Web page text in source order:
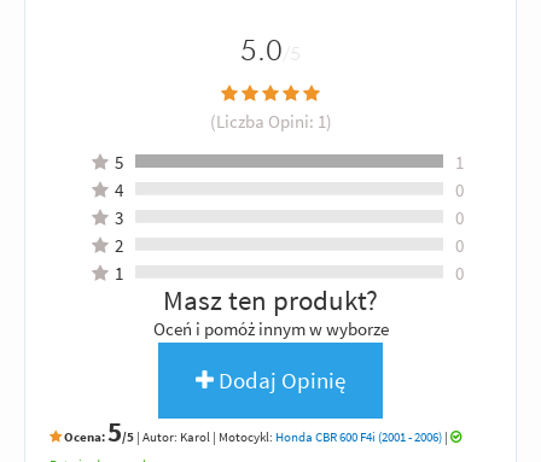
5.0 /5
(Liczba Opini: 1)
5
1
4
0
3
0
2
0
1
0
Masz ten produkt?
Oceń i pomóż innym w wyborze
Dodaj Opinię
Ocena:5/5 | Autor: Karol | Motocykl: Honda CBR 600 F4i (2001 - 2006) |